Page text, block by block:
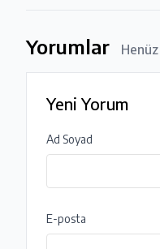
Yorumlar
Yeni Yorum
Ad Soyad
E-posta